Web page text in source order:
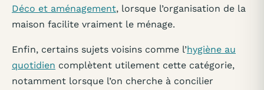
Déco et aménagement, lorsque l’organisation de la
maison facilite vraiment le ménage.
Enfin, certains sujets voisins comme l’hygiène au
quotidien complètent utilement cette catégorie,
notamment lorsque l’on cherche à concilier